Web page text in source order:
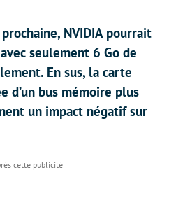
NVIDIA pourrait
seulement 6 Go de
En sus, la carte
d’un bus mémoire plus
un impact négatif sur